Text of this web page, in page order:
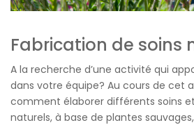
Fabrication de soins
A la recherche d’une activité qui
dans votre équipe? Au cours de cet
comment élaborer différents soins
naturels, à base de plantes